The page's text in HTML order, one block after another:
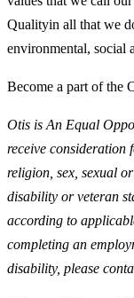
Qualityin all that we
environmental, social
Become a part of the
Otis is An Equal
receive consideration
religion, sex, sexual
disability or veteran
according to
completing an
disability, please